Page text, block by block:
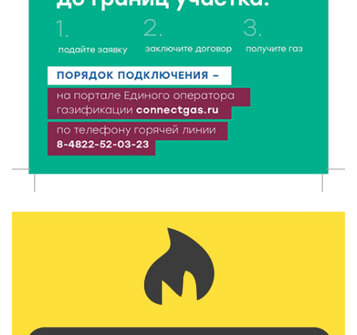
От теории до практики: в детских лагерях Тверской
области проходят «Дни безопасности»
8 Авг 2026 10:37 205
Арбуз без риска: на что обратить внимание при
покупке — советы Роскачества
8 Авг 2026 10:21 141
Виталий Королев рассказал о доступном спорте
«Эстафету чемпионов» провели на площади
Оленинского Дома культуры
8 Авг 2026 07:58 248